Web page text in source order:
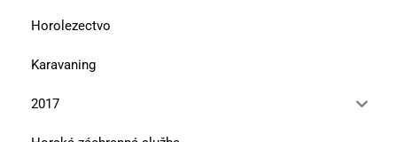
Horolezectvo
Karavaning
2017